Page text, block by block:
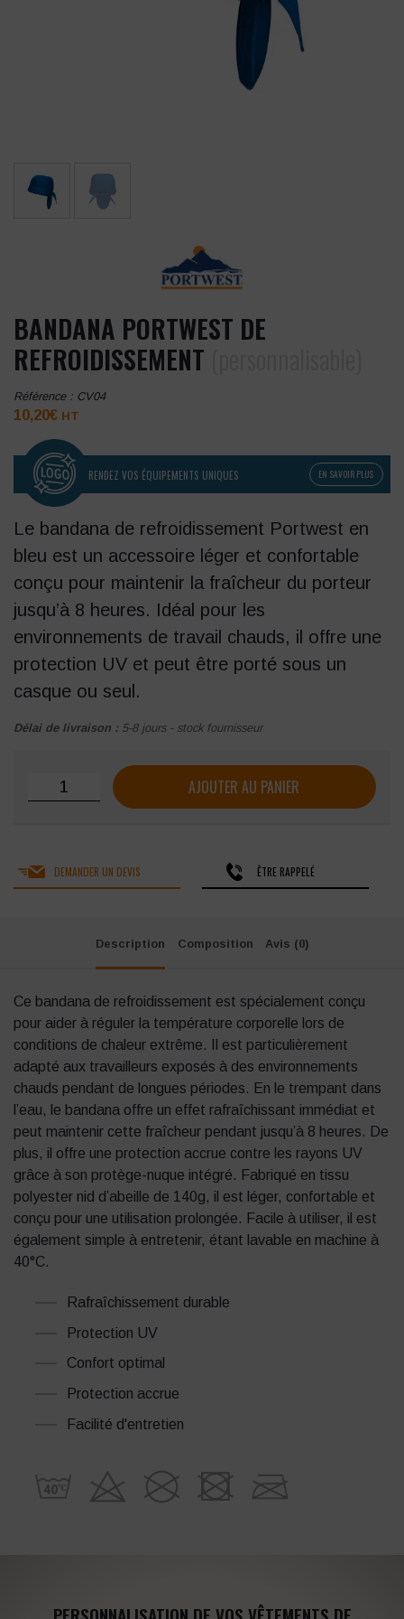
BANDANA PORTWEST DE
REFROIDISSEMENT
Référence : CV04
10,20€ HT
RENDEZ VOS ÉQUIPEMENTS UNIQUES EN SAVOIR PLUS
Le bandana de refroidissement Portwest en
bleu est un accessoire léger et confortable
conçu pour maintenir la fraîcheur du porteur
jusqu’à 8 heures. Idéal pour les
environnements de travail chauds, il offre une
protection UV et peut être porté sous un
casque ou seul.
Délai de livraison : 5-8 jours - stock fournisseur
quantité de Bandana PORTWEST de refroidissement
AJOUTER AU PANIER
DEMANDER UN DEVIS ÊTRE RAPPELÉ
Description Composition Avis (0)
Ce bandana de refroidissement est spécialement conçu
pour aider à réguler la température corporelle lors de
conditions de chaleur extrême.
Il est particulièrement
adapté aux travailleurs exposés à des environnements
chauds pendant de longues périodes. En le trempant dans
l’eau, le bandana offre un effet rafraîchissant immédiat et
peut maintenir cette fraîcheur pendant jusqu’à 8 heures. De
plus, il offre une protection accrue contre les rayons UV
grâce à son protège-nuque intégré. Fabriqué en tissu
polyester nid d’abeille de 140g, il est léger, confortable et
conçu pour une utilisation prolongée. Facile à utiliser, il est
également simple à entretenir, étant lavable en machine à
40°C.
Rafraîchissement durable
Protection UV
Confort optimal
Protection accrue
Facilité d'entretien